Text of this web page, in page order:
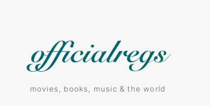
movies, books, music & the world